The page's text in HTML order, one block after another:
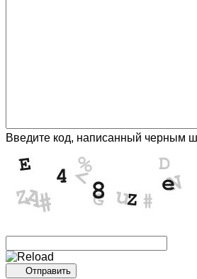
Введите код, написанный черным
Отправить